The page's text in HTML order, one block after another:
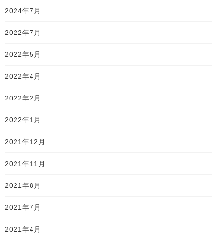
2024年7月
2022年7月
2022年5月
2022年4月
2022年2月
2022年1月
2021年12月
2021年11月
2021年8月
2021年7月
2021年4月